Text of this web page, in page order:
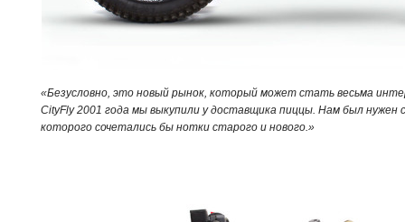
«Безусловно, это новый рынок, который может стать весьма
CityFly 2001 года мы выкупили у доставщика пиццы. Нам был нужен
которого сочетались бы нотки старого и нового.»